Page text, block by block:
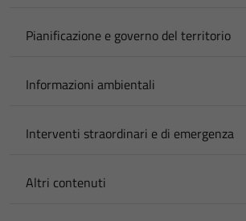
Pianificazione e governo del territorio
Informazioni ambientali
Interventi straordinari e di emergenza
Altri contenuti